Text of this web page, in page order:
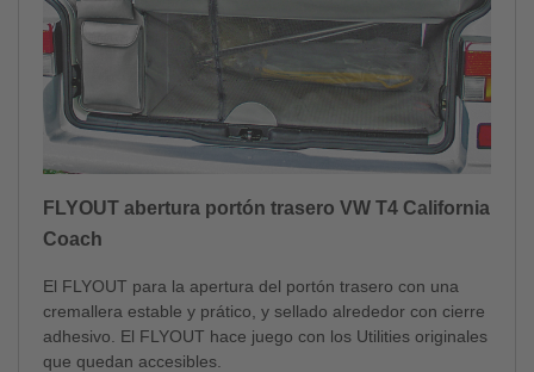
FLYOUT abertura portón trasero VW T4 California
Coach
El FLYOUT para la apertura del portón trasero con una
cremallera estable y prático, y sellado alrededor con cierre
adhesivo. El FLYOUT hace juego con los Utilities originales
que quedan accesibles.